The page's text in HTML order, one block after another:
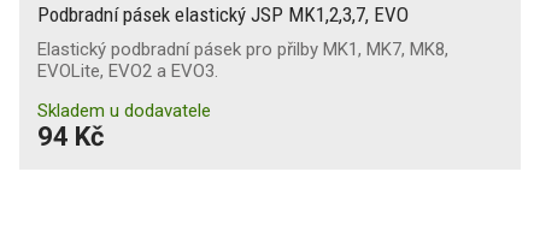
Podbradní pásek elastický JSP MK1,2,3,7, EVO
Elastický podbradní pásek pro přilby MK1, MK7, MK8,
EVOLite, EVO2 a EVO3.
Skladem u dodavatele
94 Kč